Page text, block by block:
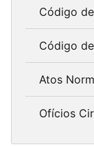
Código
Código
Atos
Ofícios